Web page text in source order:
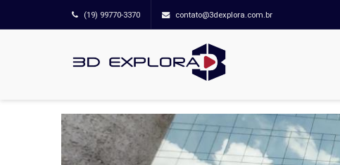
(19) 99770-3370 contato@3dexplora.com.br